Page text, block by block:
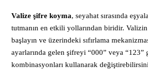
Valize şifre koyma, seyahat sırasında
tutmanın en etkili yollarından biridir. Valizin
başlayın ve üzerindeki sıfırlama
ayarlarında gelen şifreyi “000” veya “123”
kombinasyonları kullanarak